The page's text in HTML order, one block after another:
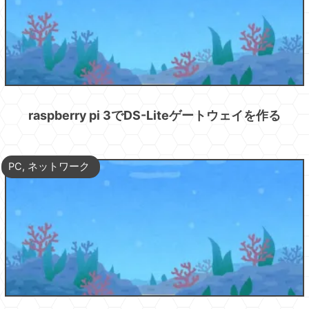
raspberry pi 3でDS-Liteゲートウェイを作る
PC, ネットワーク